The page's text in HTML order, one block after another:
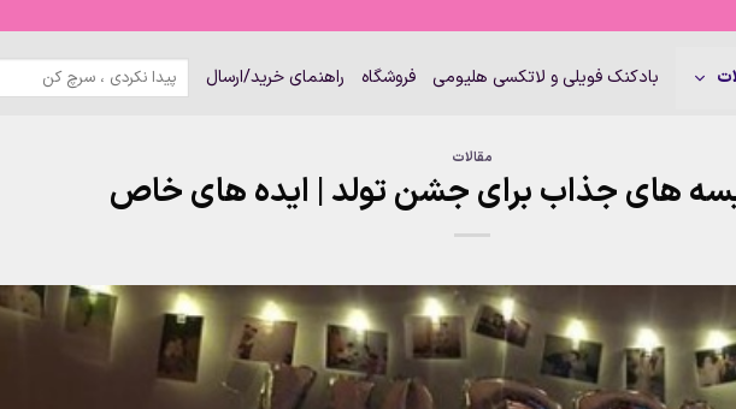
بادکنک فویلی و لاتکسی هلیومی فروشگاه راهنمای خرید/ارسال
جستجو
برای:
مقالات
های جذاب برای جشن تولد | ایده های خاص